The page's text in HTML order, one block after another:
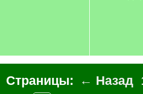
Страницы: ← Назад